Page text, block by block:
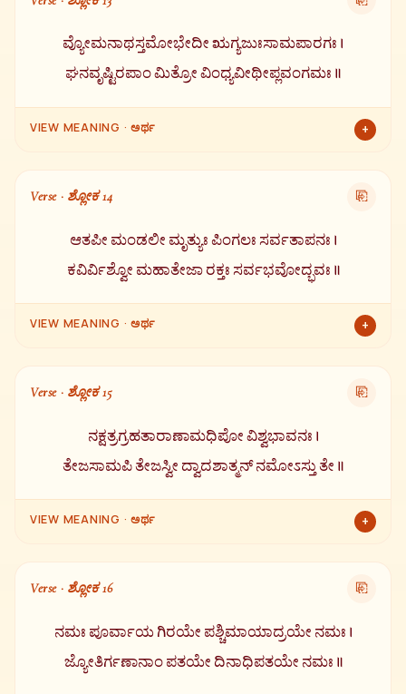
ಸ್ವರೂಪ) ಮತ್ತು ಶಿಶಿರನಾಶನ (ಶೀತಲತೆಯನ್ನು ನಾಶಗೊಳಿಸುವವ).
ವ್ಯೋಮನಾಥಸ್ತಮೋಭೇದೀ ಋಗ್ಯಜುಃಸಾಮಪಾರಗಃ ।
ಘನವೃಷ್ಟಿರಪಾಂ ಮಿತ್ರೋ ವಿಂಧ್ಯವೀಥೀಪ್ಲವಂಗಮಃ ॥
VIEW MEANING · ಅರ್ಥ +
ವೇದಗಳ ಪಾರಂಗತ, ಘನ ಮಳೆಯನ್ನು ಸುರಿಸುವವ, ಜಲದ ಮಿತ್ರ ಮತ್ತು ವಿಂಧ್ಯ
ಪರ್ವತದ ಮಾರ್ಗದಲ್ಲಿ ವೇಗವಾಗಿ ಸಂಚರಿಸುವವ.
Verse · ಶ್ಲೋಕ 14 ⎘
ಆತಪೀ ಮಂಡಲೀ ಮೃತ್ಯುಃ ಪಿಂಗಲಃ ಸರ್ವತಾಪನಃ ।
ಕವಿರ್ವಿಶ್ವೋ ಮಹಾತೇಜಾ ರಕ್ತಃ ಸರ್ವಭವೋದ್ಭವಃ ॥
VIEW MEANING · ಅರ್ಥ +
ಎಲ್ಲರನ್ನೂ ತಪಿಸುವವ, ದಿವ್ಯದರ್ಶಿ ಕವಿ, ವಿಶ್ವರೂಪ, ಮಹಾ ತೇಜಸ್ವಿ, ಕೆಂಪು ಬಣ್ಣ
ಉಳ್ಳವ ಮತ್ತು ಸಂಪೂರ್ಣ ಸೃಷ್ಟಿಯ ಮೂಲ ಕಾರಣ.
Verse · ಶ್ಲೋಕ 15 ⎘
ನಕ್ಷತ್ರಗ್ರಹತಾರಾಣಾಮಧಿಪೋ ವಿಶ್ವಭಾವನಃ ।
ತೇಜಸಾಮಪಿ ತೇಜಸ್ವೀ ದ್ವಾದಶಾತ್ಮನ್ ನಮೋಽಸ್ತು ತೇ ॥
VIEW MEANING · ಅರ್ಥ +
ತೇಜಸ್ಸುಗಳಲ್ಲೂ ಅತ್ಯಂತ ತೇಜಸ್ವಿ, ದ್ವಾದಶ ಆದಿತ್ಯ ರೂಪಗಳ ಒಡೆಯ — ಓ
ಸೂರ್ಯ ದೇವಾ! ನಿಮಗೆ ನಮಸ್ಕಾರ.
Verse · ಶ್ಲೋಕ 16 ⎘
ನಮಃ ಪೂರ್ವಾಯ ಗಿರಯೇ ಪಶ್ಚಿಮಾಯಾದ್ರಯೇ ನಮಃ ।
ಜ್ಯೋತಿರ್ಗಣಾನಾಂ ಪತಯೇ ದಿನಾಧಿಪತಯೇ ನಮಃ ॥